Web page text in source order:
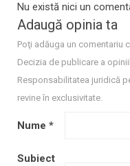
Nu există nici un
Adaugă opinia ta
Poţi adăuga un comentariu
Decizia de publicare a
Responsabilitatea juridică
revine în exclusivitate.
Nume *
Subiect